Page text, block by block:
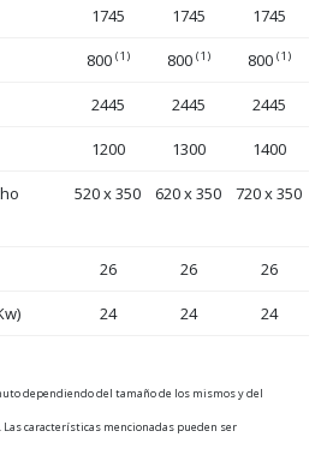
1745 1745 1745
800 (1) 800 (1) 800 (1)
2445 2445 2445
1200 1300 1400
520 x 350 620 x 350 720 x 350
26 26 26
24 24 24
dependiendo del tamaño de los mismos y del
características mencionadas pueden ser